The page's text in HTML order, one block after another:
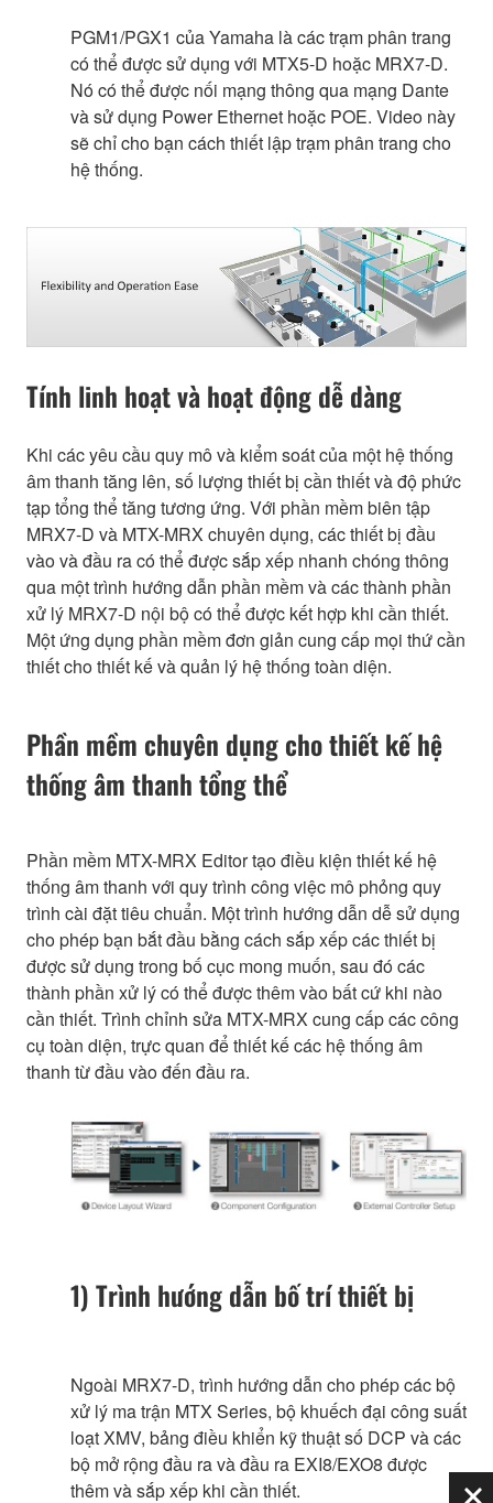
PGM1/PGX1 của Yamaha là các trạm phân trang
có thể được sử dụng với MTX5-D hoặc MRX7-D.
Nó có thể được nối mạng thông qua mạng Dante
và sử dụng Power Ethernet hoặc POE. Video này
sẽ chỉ cho bạn cách thiết lập trạm phân trang cho
hệ thống.
Tính linh hoạt và hoạt động dễ dàng
Khi các yêu cầu quy mô và kiểm soát của một hệ thống
âm thanh tăng lên, số lượng thiết bị cần thiết và độ phức
tạp tổng thể tăng tương ứng. Với phần mềm biên tập
MRX7-D và MTX-MRX chuyên dụng, các thiết bị đầu
vào và đầu ra có thể được sắp xếp nhanh chóng thông
qua một trình hướng dẫn phần mềm và các thành phần
xử lý MRX7-D nội bộ có thể được kết hợp khi cần thiết.
Một ứng dụng phần mềm đơn giản cung cấp mọi thứ cần
thiết cho thiết kế và quản lý hệ thống toàn diện.
Phần mềm chuyên dụng cho thiết kế hệ
thống âm thanh tổng thể
Phần mềm MTX-MRX Editor tạo điều kiện thiết kế hệ
thống âm thanh với quy trình công việc mô phỏng quy
trình cài đặt tiêu chuẩn. Một trình hướng dẫn dễ sử dụng
cho phép bạn bắt đầu bằng cách sắp xếp các thiết bị
được sử dụng trong bố cục mong muốn, sau đó các
thành phần xử lý có thể được thêm vào bất cứ khi nào
cần thiết. Trình chỉnh sửa MTX-MRX cung cấp các công
cụ toàn diện, trực quan để thiết kế các hệ thống âm
thanh từ đầu vào đến đầu ra.
1) Trình hướng dẫn bố trí thiết bị
Ngoài MRX7-D, trình hướng dẫn cho phép các bộ
xử lý ma trận MTX Series, bộ khuếch đại công suất
loạt XMV, bảng điều khiển kỹ thuật số DCP và các
bộ mở rộng đầu ra và đầu ra EXI8/EXO8 được
thêm và sắp xếp khi cần thiết.